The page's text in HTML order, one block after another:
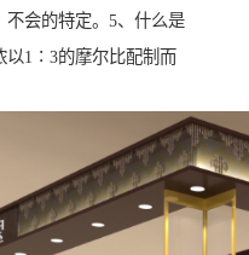
会的特定。5、什么是
以1∶3的摩尔比配制而